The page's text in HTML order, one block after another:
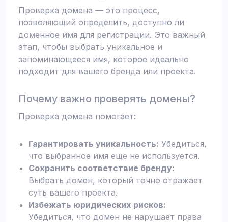
Проверка домена — это процесс,
позволяющий определить, доступно ли
доменное имя для регистрации. Это важный
этап, чтобы выбрать уникальное и
запоминающееся имя, которое идеально
подходит для вашего бренда или проекта.
Почему важно проверять домены?
Проверка домена помогает:
Гарантировать уникальность: Убедиться,
что выбранное имя еще не используется.
Сохранить соответствие бренду:
Выбрать домен, который точно отражает
суть вашего проекта.
Избежать юридических рисков:
Убедиться, что домен не нарушает права